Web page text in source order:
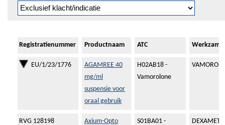
Registratienummer Productnaam ATC
EU/1/23/1776
AGAMREE 40
mg/ml
suspensie voor
oraal gebruik
H02AB18 -
Vamorolone
RVG 128198
Axium-Opto
S01BA01 -